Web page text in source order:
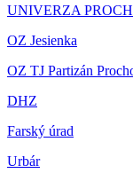
UNIVERZA
OZ Jesienka
OZ TJ Partizán
DHZ
Farský úrad
Urbár